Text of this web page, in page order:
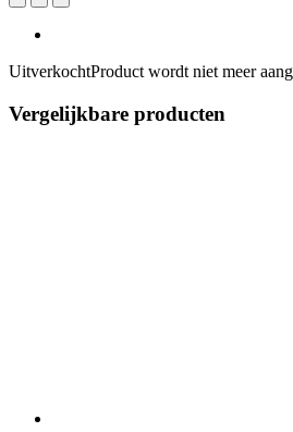
UitverkochtProduct wordt niet meer
Vergelijkbare producten